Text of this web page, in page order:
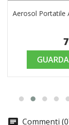
Aerosol Portatile
Commenti